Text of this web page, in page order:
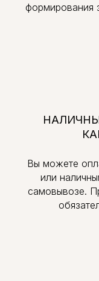
формирования
Вы можете
или
самовывозе.